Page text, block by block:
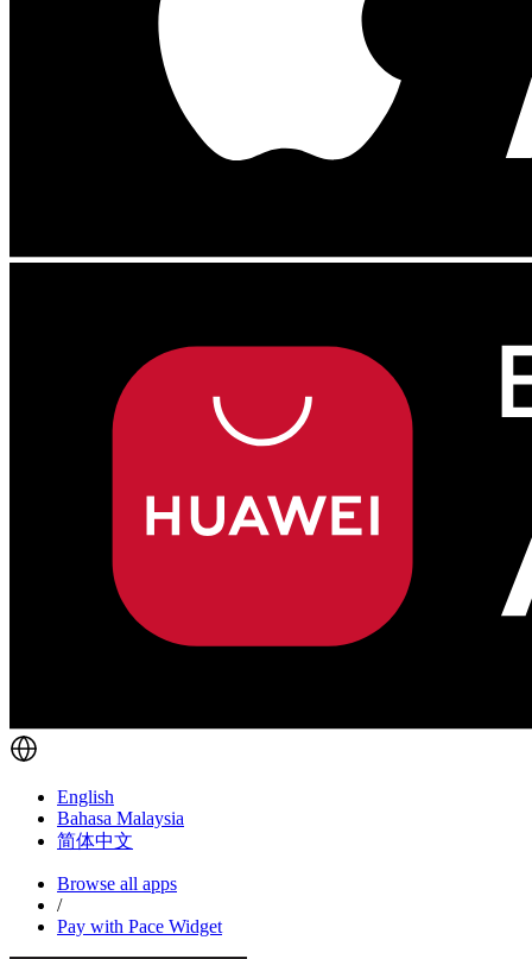
English
Bahasa Malaysia
简体中文
Browse all apps
/
Pay with Pace Widget